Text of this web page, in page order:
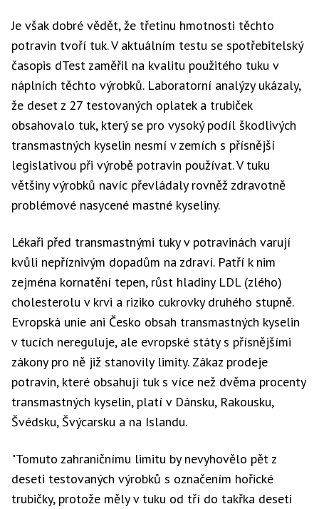
Je však dobré vědět, že třetinu hmotnosti těchto
potravin tvoří tuk. V aktuálním testu se spotřebitelský
časopis dTest zaměřil na kvalitu použitého tuku v
náplních těchto výrobků. Laboratorní analýzy ukázaly,
že deset z 27 testovaných oplatek a trubiček
obsahovalo tuk, který se pro vysoký podíl škodlivých
transmastných kyselin nesmí v zemích s přísnější
legislativou při výrobě potravin používat. V tuku
většiny výrobků navíc převládaly rovněž zdravotně
problémové nasycené mastné kyseliny.
Lékaři před transmastnými tuky v potravinách varují
kvůli nepříznivým dopadům na zdraví. Patří k nim
zejména kornatění tepen, růst hladiny LDL (zlého)
cholesterolu v krvi a riziko cukrovky druhého stupně.
Evropská unie ani Česko obsah transmastných kyselin
v tucích nereguluje, ale evropské státy s přísnějšími
zákony pro ně již stanovily limity. Zákaz prodeje
potravin, které obsahují tuk s více než dvěma procenty
transmastných kyselin, platí v Dánsku, Rakousku,
Švédsku, Švýcarsku a na Islandu.
"Tomuto zahraničnímu limitu by nevyhovělo pět z
deseti testovaných výrobků s označením hořické
trubičky, protože měly v tuku od tří do takřka deseti